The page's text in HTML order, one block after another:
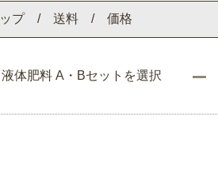
ップ / 送料 / 価格
体肥料 A・Bセットを選択